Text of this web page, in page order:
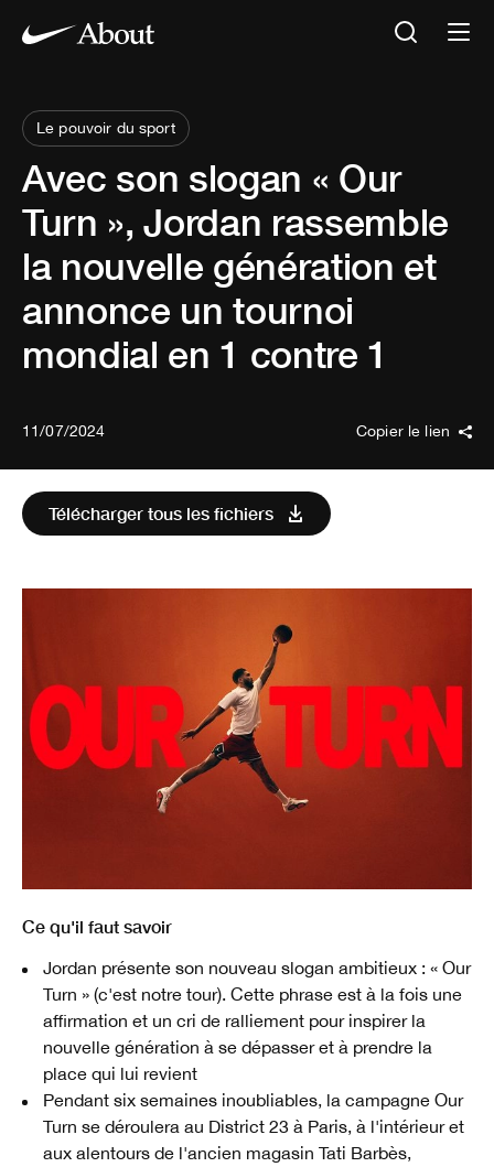
Le pouvoir du sport
Avec son slogan « Our
Turn », Jordan rassemble
la nouvelle génération et
annonce un tournoi
mondial en 1 contre 1
11/07/2024 Copier le lien
Télécharger tous les fichiers
Ce qu'il faut savoir
Jordan présente son nouveau slogan ambitieux : « Our
Turn » (c'est notre tour). Cette phrase est à la fois une
affirmation et un cri de ralliement pour inspirer la
nouvelle génération à se dépasser et à prendre la
place qui lui revient
Pendant six semaines inoubliables, la campagne Our
Turn se déroulera au District 23 à Paris, à l'intérieur et
aux alentours de l'ancien magasin Tati Barbès,